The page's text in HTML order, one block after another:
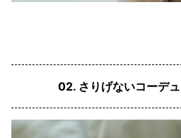
02. さりげないコーデ